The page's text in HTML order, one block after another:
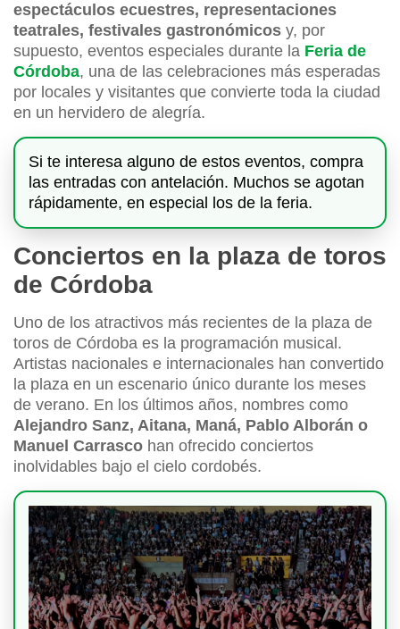
espectáculos ecuestres, representaciones
teatrales, festivales gastronómicos y, por
supuesto, eventos especiales durante la Feria de
Córdoba, una de las celebraciones más esperadas
por locales y visitantes que convierte toda la ciudad
en un hervidero de alegría.
Si te interesa alguno de estos eventos, compra
las entradas con antelación. Muchos se agotan
rápidamente, en especial los de la feria.
Conciertos en la plaza de toros
de Córdoba
Uno de los atractivos más recientes de la plaza de
toros de Córdoba es la programación musical.
Artistas nacionales e internacionales han convertido
la plaza en un escenario único durante los meses
de verano. En los últimos años, nombres como
Alejandro Sanz, Aitana, Maná, Pablo Alborán o
Manuel Carrasco han ofrecido conciertos
inolvidables bajo el cielo cordobés.